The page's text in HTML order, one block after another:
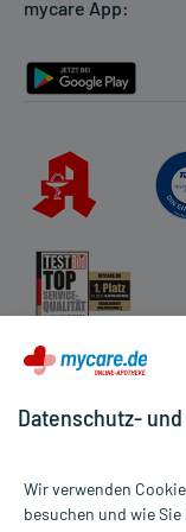
Rückgabe/Widerruf
mycare App:
Datenschutz-
Wir verwenden
besuchen und wie